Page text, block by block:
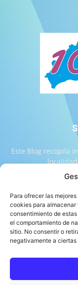
Para ofrecer las
cookies para
consentimiento de
el comportamiento de
sitio. No consentir o
negativamente a
Este Blog recopila